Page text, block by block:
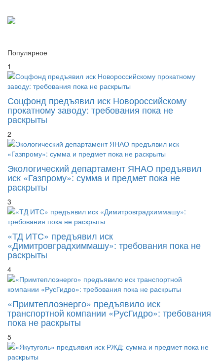
Популярное
1
Соцфонд предъявил иск Новороссийскому
прокатному заводу: требования пока не
раскрыты
2
Экологический департамент ЯНАО предъявил
иск «Газпрому»: сумма и предмет пока не
раскрыты
3
«ТД ИТС» предъявил иск
«Димитровградхиммашу»: требования пока не
раскрыты
4
«Примтеплоэнерго» предъявило иск
транспортной компании «РусГидро»: требования
пока не раскрыты
5